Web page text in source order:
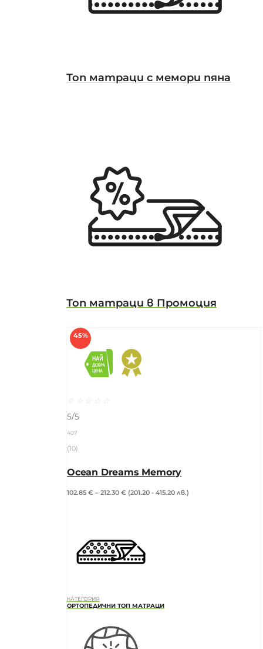
Топ матраци с мемори пяна
Топ матраци в Промоция
45%
☆ ☆ ☆ ☆
☆
5/5
407
(10)
Ocean Dreams Memory
102.85 € – 212.30 € (201.20 - 415.20 лв.)
КАТЕГОРИЯ
ОРТОПЕДИЧНИ ТОП МАТРАЦИ